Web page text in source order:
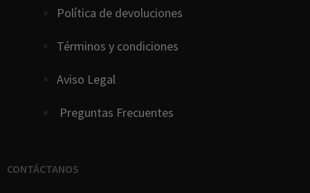
Política de devoluciones
Términos y condiciones
Aviso Legal
Preguntas Frecuentes
CONTÁCTANOS